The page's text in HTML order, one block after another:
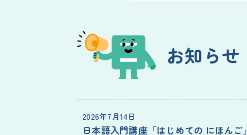
お知らせ
2026年7月14日
日本語入門講座「はじめての にほんご」